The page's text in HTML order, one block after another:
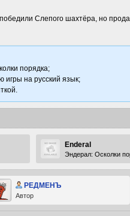
Слепого шахтёра, но
порядка;
игры на русский язык;
Enderal
Эндерал: Осколки
РЕДМЕНЪ
Автор